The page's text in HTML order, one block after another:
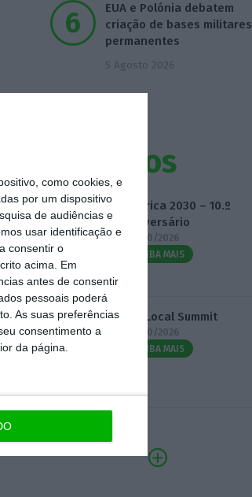
como cookies, e
por um dispositivo
de audiências e
usar identificação e
consentir o
acima. Em
antes de consentir
pessoais poderá
As suas preferências
consentimento a
da página.
EUA e Polónia debatem
criação de bases militares
permanentes
5 Agosto 2026
Eventos
Fábrica 2030 – 10.º
Aniversário
14/10/2026
SAIBA MAIS
3.º Local Summit
07/10/2026
SAIBA MAIS